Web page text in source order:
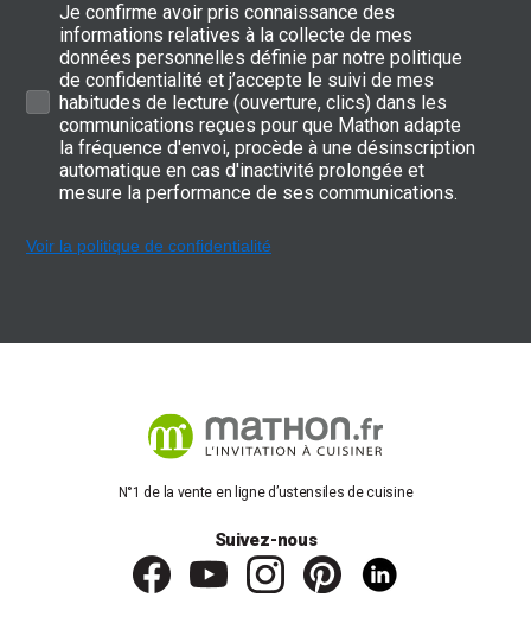
Je confirme avoir pris connaissance des
informations relatives à la collecte de mes
données personnelles définie par notre politique
de confidentialité et j’accepte le suivi de mes
habitudes de lecture (ouverture, clics) dans les
communications reçues pour que Mathon adapte
la fréquence d'envoi, procède à une désinscription
automatique en cas d'inactivité prolongée et
mesure la performance de ses communications.
Voir la politique de confidentialité
N°1 de la vente en ligne d’ustensiles de cuisine
Suivez-nous